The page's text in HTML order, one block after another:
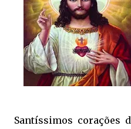
Santíssimos corações